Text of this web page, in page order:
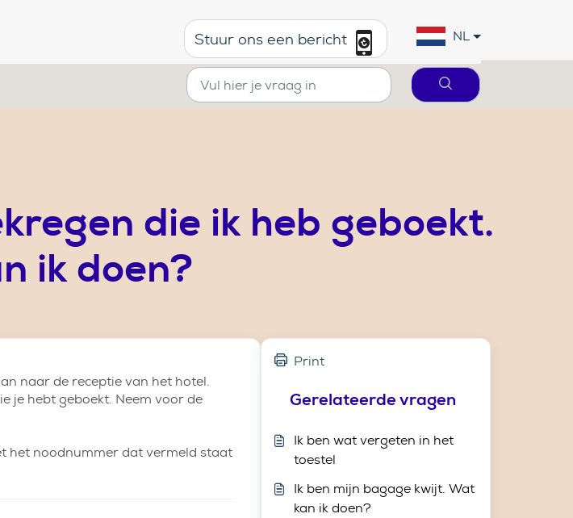
Stuur ons een bericht NL
die ik heb geboekt.
ik doen?
naar de receptie van het hotel.
je hebt geboekt. Neem voor de
het noodnummer dat vermeld staat
Print
Gerelateerde vragen
Ik ben wat vergeten in het
toestel
Ik ben mijn bagage kwijt. Wat
kan ik doen?